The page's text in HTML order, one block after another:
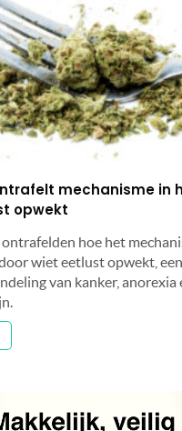
mechanisme in
opwekt
hoe het
wiet eetlust opwekt,
van kanker, anorexia